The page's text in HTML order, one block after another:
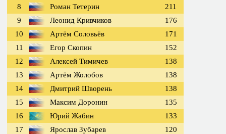
8
Роман Тетерин
211
9
Леонид Кривчиков
176
10
Артём Соловьёв
171
11
Егор Скопин
152
12
Алексей Тимичев
138
13
Артём Жолобов
138
14
Дмитрий Шворень
138
15
Максим Доронин
135
16
Юрий Жабин
133
17
Ярослав Зубарев
120